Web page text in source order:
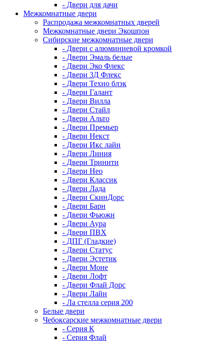
- Двери для дачи
Межкомнатные двери
Распродажа межкомнатных дверей
Межкомнатные двери Экошпон
Сибирские межкомнатные двери
- Двери с алюминиевой кромкой
- Двери Эмаль белые
- Двери Эко Флекс
- Двери 3Д Флекс
- Двери Техно блэк
- Двери Галант
- Двери Вилла
- Двери Стайл
- Двери Альто
- Двери Премьер
- Двери Некст
- Двери Икс лайн
- Двери Линия
- Двери Тринити
- Двери Нео
- Двери Классик
- Двери Лада
- Двери СкинДорс
- Двери Барн
- Двери Фьюжн
- Двери Аура
- Двери ПВХ
- ДПГ (Гладкие)
- Двери Статус
- Двери Эстетик
- Двери Моне
- Двери Лофт
- Двери Флай Дорс
- Двери Лайн
- Ла стелла серия 200
Белые двери
Чебоксарские межкомнатные двери
- Серия К
- Серия Флай